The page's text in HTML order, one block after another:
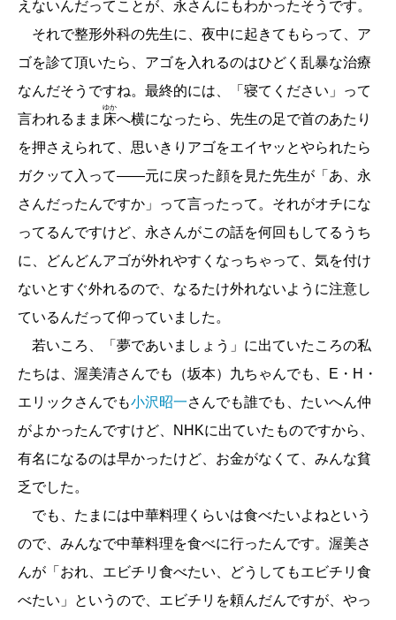
えないんだってことが、永さんにもわかったそうです。
それで整形外科の先生に、夜中に起きてもらって、ア
ゴを診て頂いたら、アゴを入れるのはひどく乱暴な治療
なんだそうですね。最終的には、「寝てください」って
言われるまま 床
ゆか
へ横になったら、先生の足で首のあたり
を押さえられて、思いきりアゴをエイヤッとやられたら
ガクッて入って――元に戻った顔を見た先生が「あ、永
さんだったんですか」って言ったって。それがオチにな
ってるんですけど、永さんがこの話を何回もしてるうち
に、どんどんアゴが外れやすくなっちゃって、気を付け
ないとすぐ外れるので、なるたけ外れないように注意し
ているんだって仰っていました。
若いころ、「夢であいましょう」に出ていたころの私
たちは、渥美清さんでも（坂本）九ちゃんでも、E・H・
エリックさんでも小沢昭一さんでも誰でも、たいへん仲
がよかったんですけど、NHKに出ていたものですから、
有名になるのは早かったけど、お金がなくて、みんな貧
乏でした。
でも、たまには中華料理くらいは食べたいよねという
ので、みんなで中華料理を食べに行ったんです。渥美さ
んが「おれ、エビチリ食べたい、どうしてもエビチリ食
べたい」というので、エビチリを頼んだんですが、やっ